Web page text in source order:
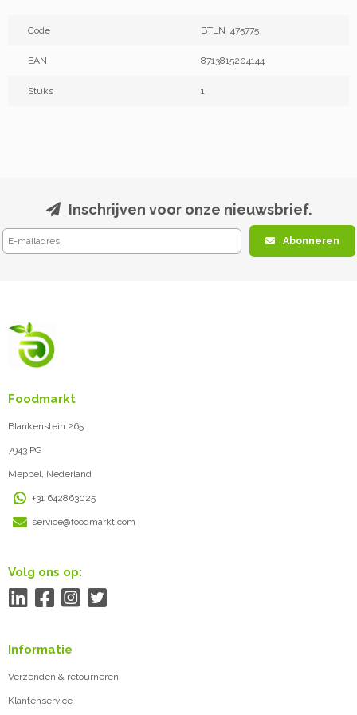
Code BTLN_475775
EAN 8713815204144
Stuks 1
Inschrijven voor onze nieuwsbrief.
Abonneren
Foodmarkt
Blankenstein 265
7943 PG
Meppel, Nederland
+31 642863025
service@foodmarkt.com
Volg ons op:
Informatie
Verzenden & retourneren
Klantenservice